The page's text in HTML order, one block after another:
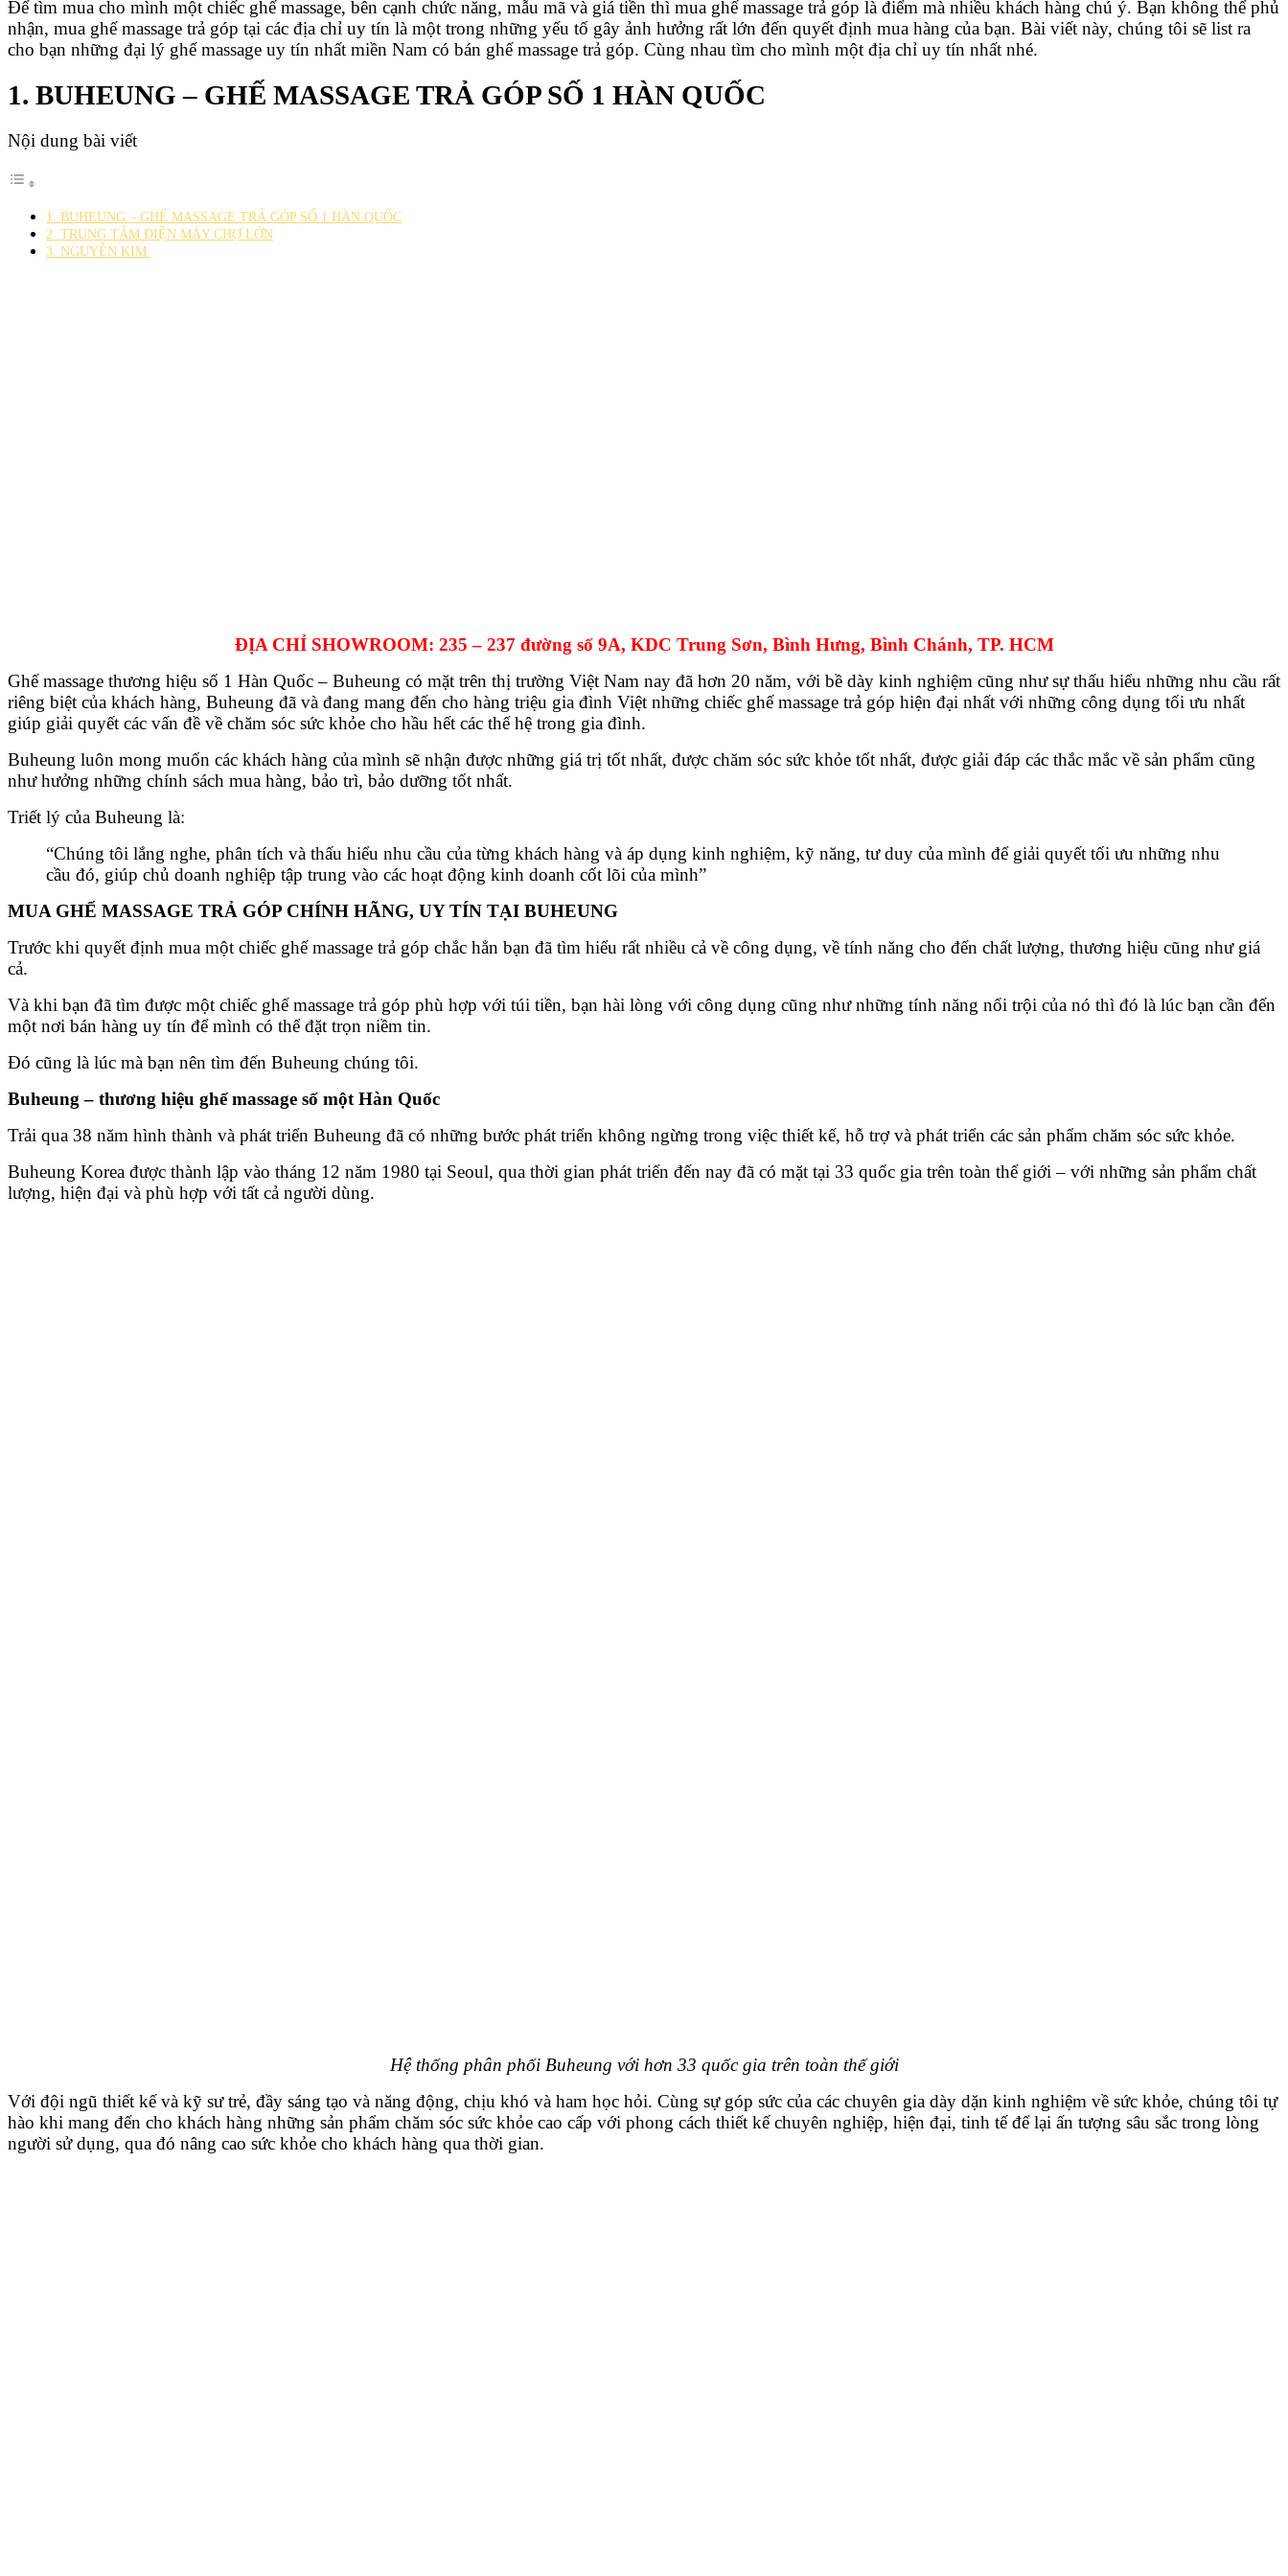
Để tìm mua cho mình một chiếc ghế massage, bên cạnh chức năng, mẫu mã và giá tiền thì mua ghế massage trả góp là điểm mà nhiều khách hàng chú ý. Bạn không thể phủ
nhận, mua ghế massage trả góp tại các địa chỉ uy tín là một trong những yếu tố gây ảnh hưởng rất lớn đến quyết định mua hàng của bạn. Bài viết này, chúng tôi sẽ list ra
cho bạn những đại lý ghế massage uy tín nhất miền Nam có bán ghế massage trả góp. Cùng nhau tìm cho mình một địa chỉ uy tín nhất nhé.
1. BUHEUNG – GHẾ MASSAGE TRẢ GÓP SỐ 1 HÀN QUỐC
Nội dung bài viết
1. BUHEUNG – GHẾ MASSAGE TRẢ GÓP SỐ 1 HÀN QUỐC
2. TRUNG TÂM ĐIỆN MÁY CHỢ LỚN
3. NGUYỄN KIM
ĐỊA CHỈ SHOWROOM: 235 – 237 đường số 9A, KDC Trung Sơn, Bình Hưng, Bình Chánh, TP. HCM
Ghế massage thương hiệu số 1 Hàn Quốc – Buheung có mặt trên thị trường Việt Nam nay đã hơn 20 năm, với bề dày kinh nghiệm cũng như sự thấu hiểu những nhu cầu rất
riêng biệt của khách hàng, Buheung đã và đang mang đến cho hàng triệu gia đình Việt những chiếc ghế massage trả góp hiện đại nhất với những công dụng tối ưu nhất
giúp giải quyết các vấn đề về chăm sóc sức khỏe cho hầu hết các thế hệ trong gia đình.
Buheung luôn mong muốn các khách hàng của mình sẽ nhận được những giá trị tốt nhất, được chăm sóc sức khỏe tốt nhất, được giải đáp các thắc mắc về sản phẩm cũng
như hưởng những chính sách mua hàng, bảo trì, bảo dưỡng tốt nhất.
Triết lý của Buheung là:
“Chúng tôi lắng nghe, phân tích và thấu hiểu nhu cầu của từng khách hàng và áp dụng kinh nghiệm, kỹ năng, tư duy của mình để giải quyết tối ưu những nhu
cầu đó, giúp chủ doanh nghiệp tập trung vào các hoạt động kinh doanh cốt lõi của mình”
MUA GHẾ MASSAGE TRẢ GÓP CHÍNH HÃNG, UY TÍN TẠI BUHEUNG
Trước khi quyết định mua một chiếc ghế massage trả góp chắc hẳn bạn đã tìm hiểu rất nhiều cả về công dụng, về tính năng cho đến chất lượng, thương hiệu cũng như giá
cả.
Và khi bạn đã tìm được một chiếc ghế massage trả góp phù hợp với túi tiền, bạn hài lòng với công dụng cũng như những tính năng nổi trội của nó thì đó là lúc bạn cần đến
một nơi bán hàng uy tín để mình có thể đặt trọn niềm tin.
Đó cũng là lúc mà bạn nên tìm đến Buheung chúng tôi.
Buheung – thương hiệu ghế massage số một Hàn Quốc
Trải qua 38 năm hình thành và phát triển Buheung đã có những bước phát triển không ngừng trong việc thiết kế, hỗ trợ và phát triển các sản phẩm chăm sóc sức khỏe.
Buheung Korea được thành lập vào tháng 12 năm 1980 tại Seoul, qua thời gian phát triển đến nay đã có mặt tại 33 quốc gia trên toàn thế giới – với những sản phẩm chất
lượng, hiện đại và phù hợp với tất cả người dùng.
Hệ thống phân phối Buheung với hơn 33 quốc gia trên toàn thế giới
Với đội ngũ thiết kế và kỹ sư trẻ, đầy sáng tạo và năng động, chịu khó và ham học hỏi. Cùng sự góp sức của các chuyên gia dày dặn kinh nghiệm về sức khỏe, chúng tôi tự
hào khi mang đến cho khách hàng những sản phẩm chăm sóc sức khỏe cao cấp với phong cách thiết kế chuyên nghiệp, hiện đại, tinh tế để lại ấn tượng sâu sắc trong lòng
người sử dụng, qua đó nâng cao sức khỏe cho khách hàng qua thời gian.